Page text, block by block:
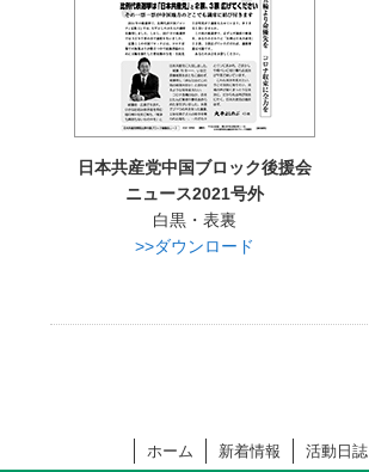
日本共産党中国ブロック後援会
ニュース2021号外
白黒・表裏
>>ダウンロード
ホーム 新着情報 活動日誌